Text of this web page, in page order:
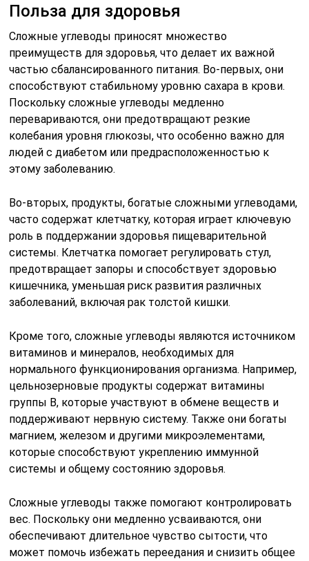
Польза для здоровья
Сложные углеводы приносят множество
преимуществ для здоровья, что делает их важной
частью сбалансированного питания. Во-первых, они
способствуют стабильному уровню сахара в крови.
Поскольку сложные углеводы медленно
перевариваются, они предотвращают резкие
колебания уровня глюкозы, что особенно важно для
людей с диабетом или предрасположенностью к
этому заболеванию.
Во-вторых, продукты, богатые сложными углеводами,
часто содержат клетчатку, которая играет ключевую
роль в поддержании здоровья пищеварительной
системы. Клетчатка помогает регулировать стул,
предотвращает запоры и способствует здоровью
кишечника, уменьшая риск развития различных
заболеваний, включая рак толстой кишки.
Кроме того, сложные углеводы являются источником
витаминов и минералов, необходимых для
нормального функционирования организма. Например,
цельнозерновые продукты содержат витамины
группы B, которые участвуют в обмене веществ и
поддерживают нервную систему. Также они богаты
магнием, железом и другими микроэлементами,
которые способствуют укреплению иммунной
системы и общему состоянию здоровья.
Сложные углеводы также помогают контролировать
вес. Поскольку они медленно усваиваются, они
обеспечивают длительное чувство сытости, что
может помочь избежать переедания и снизить общее